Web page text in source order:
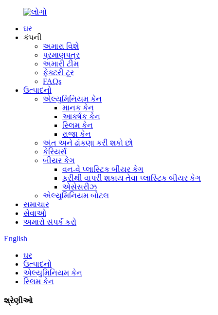
ઘર
કંપની
અમારા વિશે
પ્રમાણપત્ર
અમારી ટીમ
ફેક્ટરી ટૂર
FAQs
ઉત્પાદનો
એલ્યુમિનિયમ કેન
માનક કેન
આકર્ષક કેન
સ્લિમ કેન
રાજા કેન
અંત અને ઢાંકણા કરી શકો છો
કેરિયર્સ
બીયર કેગ
વન-વે પ્લાસ્ટિક બીયર કેગ
ફરીથી વાપરી શકાય તેવા પ્લાસ્ટિક બીયર કેગ
એસેસરીઝ
એલ્યુમિનિયમ બોટલ
સમાચાર
સેવાઓ
અમારો સંપર્ક કરો
English
ઘર
ઉત્પાદનો
એલ્યુમિનિયમ કેન
સ્લિમ કેન
શ્રેણીઓ